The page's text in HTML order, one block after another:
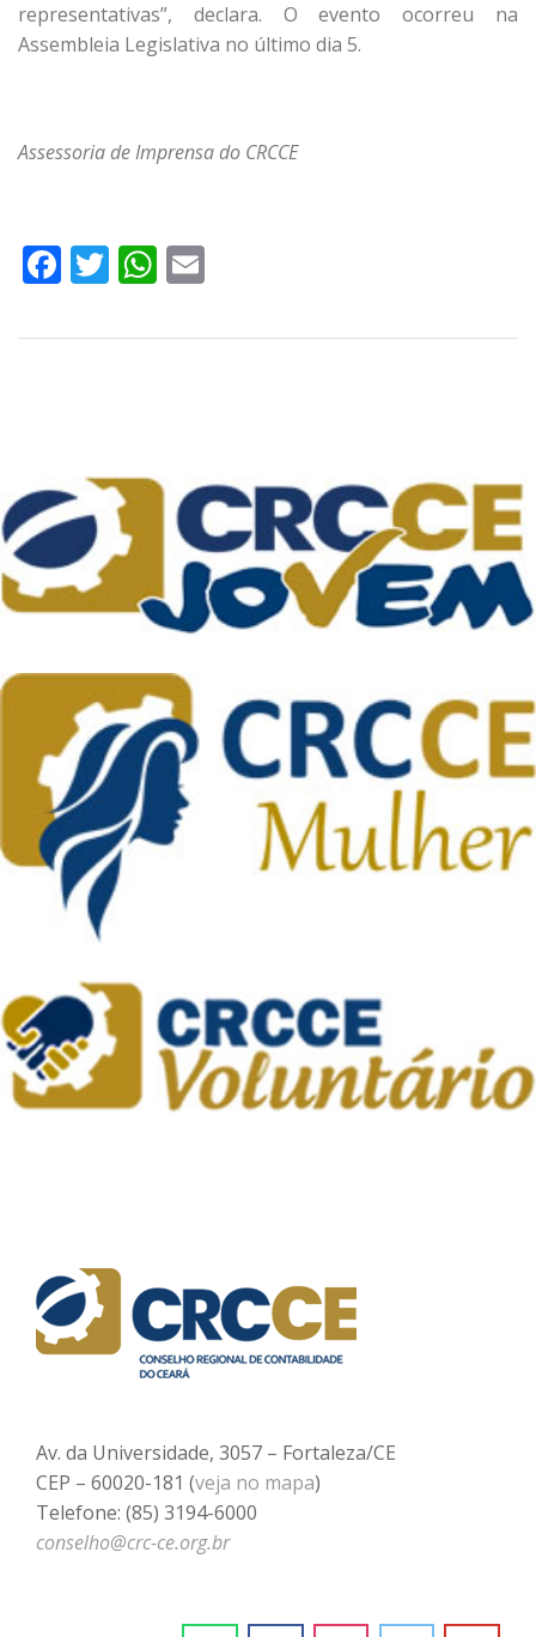
representativas”, declara. O evento ocorreu na
Assembleia Legislativa no último dia 5.
Assessoria de Imprensa do CRCCE
Facebook
TwitterWhatsApp
Av. da Universidade, 3057 – Fortaleza/CE
CEP – 60020-181 (veja no mapa)
Telefone: (85) 3194-6000
conselho@crc-ce.org.br